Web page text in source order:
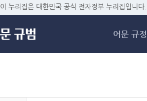
메
이 누리집은 대한민국 공식 전자정부 누리집입니다.
어문 규정